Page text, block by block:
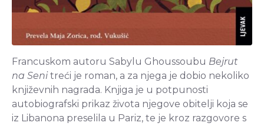
Francuskom autoru Sabylu Ghoussoubu Bejrut
na Seni treći je roman, a za njega je dobio nekoliko
književnih nagrada. Knjiga je u potpunosti
autobiografski prikaz života njegove obitelji koja se
iz Libanona preselila u Pariz, te je kroz razgovore s